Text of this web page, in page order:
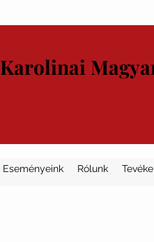
Karolinai
Eseményeink Rólunk